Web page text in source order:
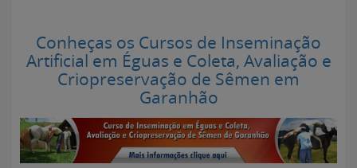
Conheças os Cursos de Inseminação
Artificial em Éguas e Coleta, Avaliação e
Criopreservação de Sêmen em
Garanhão